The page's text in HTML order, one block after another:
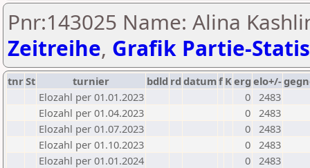
Pnr:143025 Name: Alina
Zeitreihe, Grafik Partie-
tnrSt turnier bdld rd datumf Kerg elo+/-
Elozahl per 01.01.2023
0 2483
Elozahl per 01.04.2023
0 2483
Elozahl per 01.07.2023
0 2483
Elozahl per 01.10.2023
0 2483
Elozahl per 01.01.2024
0 2483